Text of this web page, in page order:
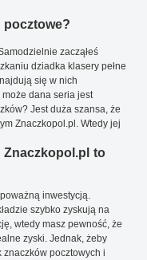
pocztowe?
zacząłeś
dziadka klasery pełne
się w nich
dana seria jest
Jest duża szansa, że
Znaczkopol.pl. Wtedy jej
Znaczkopol.pl to
inwestycją.
szybko zyskują na
wtedy masz pewność, że
zyski. Jednak, żeby
pocztowych i